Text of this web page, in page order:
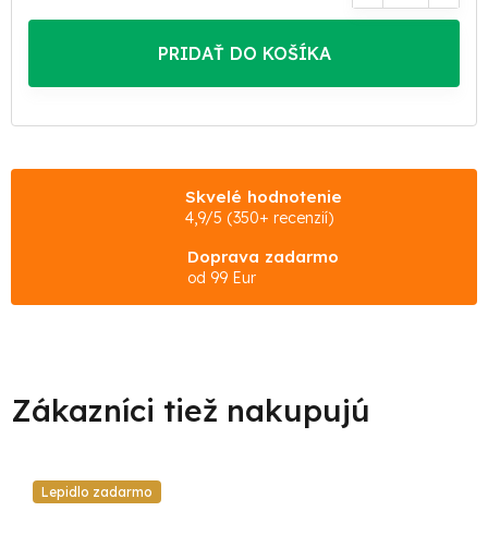
cena:
PRIDAŤ DO KOŠÍKA
Skvelé hodnotenie
4,9/5 (350+ recenzií)
Doprava zadarmo
od 99 Eur
Lepidlo zadarmo